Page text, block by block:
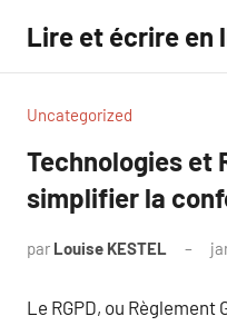
contenu
Lire et écrire en
Uncategorized
Technologies et
simplifier la
par Louise KESTEL
Le RGPD, ou